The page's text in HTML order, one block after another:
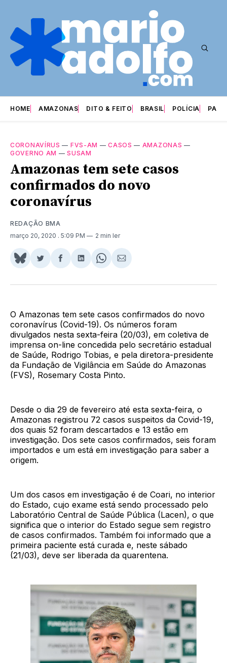
HOME AMAZONAS DITO & FEITO BRASIL POLÍCIA
CORONAVÍRUS — FVS-AM —CASOS — AMAZONAS —
GOVERNO AM —SUSAM
Amazonas tem sete casos
confirmados do novo
coronavírus
REDAÇÃO BMA
março 20, 2020 . 5:09 PM 2 min ler
Share
BlueSky
Compartilhar
Twitter
Compartilhar
Facebook
Compartilhar
LinkedIn
Share
WhatsApp
Compartilhar
Email
O Amazonas tem sete casos confirmados do novo
coronavírus (Covid-19). Os números foram
divulgados nesta sexta-feira (20/03), em coletiva de
imprensa on-line concedida pelo secretário estadual
de Saúde, Rodrigo Tobias, e pela diretora-presidente
da Fundação de Vigilância em Saúde do Amazonas
(FVS), Rosemary Costa Pinto.
Desde o dia 29 de fevereiro até esta sexta-feira, o
Amazonas registrou 72 casos suspeitos da Covid-19,
dos quais 52 foram descartados e 13 estão em
investigação. Dos sete casos confirmados, seis foram
importados e um está em investigação para saber a
origem.
Um dos casos em investigação é de Coari, no interior
do Estado, cujo exame está sendo processado pelo
Laboratório Central de Saúde Pública (Lacen), o que
significa que o interior do Estado segue sem registro
de casos confirmados. Também foi informado que a
primeira paciente está curada e, neste sábado
(21/03), deve ser liberada da quarentena.